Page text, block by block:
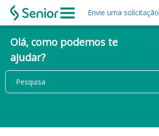
Envie uma solicitação
Olá, como podemos te
ajudar?